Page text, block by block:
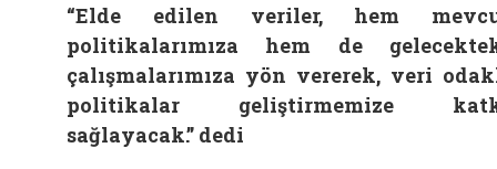
“Elde edilen veriler, hem
politikalarımıza hem de
çalışmalarımıza yön vererek, veri
politikalar geliştirmemize
sağlayacak.” dedi